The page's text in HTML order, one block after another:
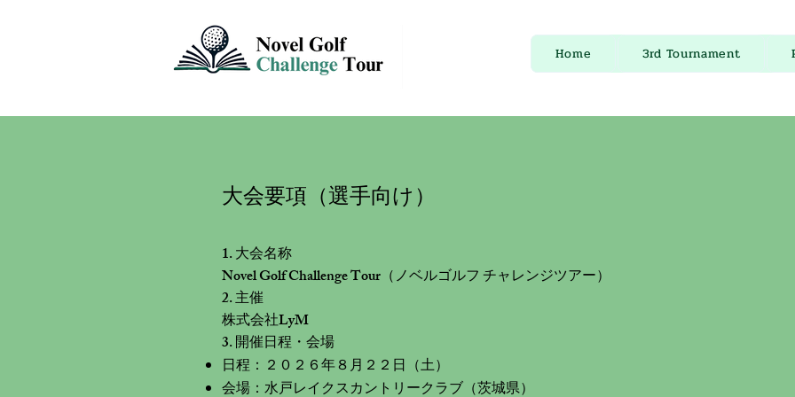
Home 3rd Tournament
​大会要項（選手向け）
1. 大会名称
Novel Golf Challenge Tour（ノベルゴルフ チャレンジツアー）
2. 主催
株式会社LyM
3. 開催日程・会場
日程：２０２６年８月２２日（土）
会場：水戸レイクスカントリークラブ（茨城県）